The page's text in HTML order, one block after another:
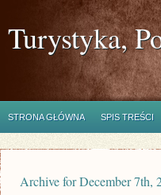
Turystyka,
STRONA GŁÓWNA SPIS TREŚCI
Archive for December 7th,